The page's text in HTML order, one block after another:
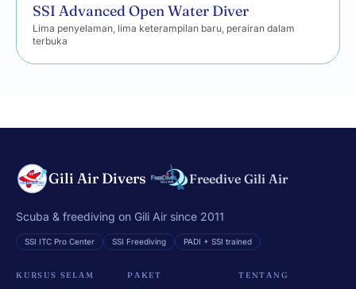
SSI Advanced Open Water Diver
Lima penyelaman, lima keterampilan baru, perairan dalam
terbuka
Gili Air Divers Freedive Gili Air
Scuba & freediving on Gili Air since 2011
SSI ITC Pro Center SSI Freediving PADI + SSI trained
KURSUS SELAM PAKET TENTANG